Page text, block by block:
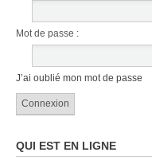
Mot de passe :
J’ai oublié mon mot de passe
QUI EST EN LIGNE